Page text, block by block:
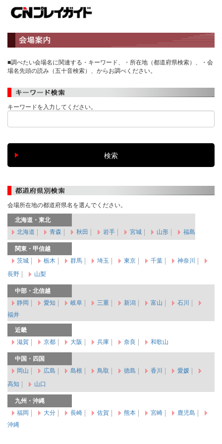
■調べたい会場名に関連する・キーワード、・所在地（都道府県検索）、・会
場名先頭の読み（五十音検索）、からお調べください。
キーワードを入力してください。
会場所在地の都道府県名を選んでください。
北海道・東北
北海道
青森 秋田 岩手 宮城 山形 福島
関東・甲信越
茨城
栃木 群馬 埼玉 東京 千葉
神奈川
長野
山梨
中部・北信越
静岡
愛知 岐阜 三重 新潟 富山
石川
福井
近畿
滋賀
京都 大阪 兵庫 奈良 和歌山
中国・四国
岡山
広島 島根 鳥取 徳島 香川
愛媛
高知
山口
九州・沖縄
福岡
大分 長崎 佐賀 熊本 宮崎
鹿児島
沖縄